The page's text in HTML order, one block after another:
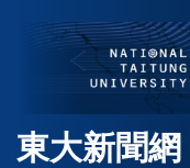
容
東大新聞網